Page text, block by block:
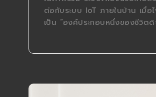
ต่อกับระบบ IoT ภายในบ้าน เมื่อ
เป็น “องค์ประกอบหนึ่งของชีวิต